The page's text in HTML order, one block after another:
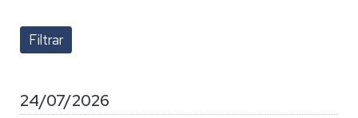
24/07/2026